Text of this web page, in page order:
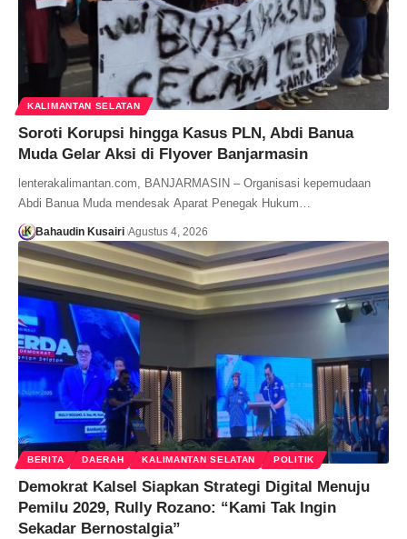
KALIMANTAN SELATAN
Soroti Korupsi hingga Kasus PLN, Abdi Banua
Muda Gelar Aksi di Flyover Banjarmasin
lenterakalimantan.com, BANJARMASIN – Organisasi kepemudaan
Abdi Banua Muda mendesak Aparat Penegak Hukum…
Bahaudin Kusairi Agustus 4, 2026
BERITA DAERAH KALIMANTAN SELATAN POLITIK
Demokrat Kalsel Siapkan Strategi Digital Menuju
Pemilu 2029, Rully Rozano: “Kami Tak Ingin
Sekadar Bernostalgia”